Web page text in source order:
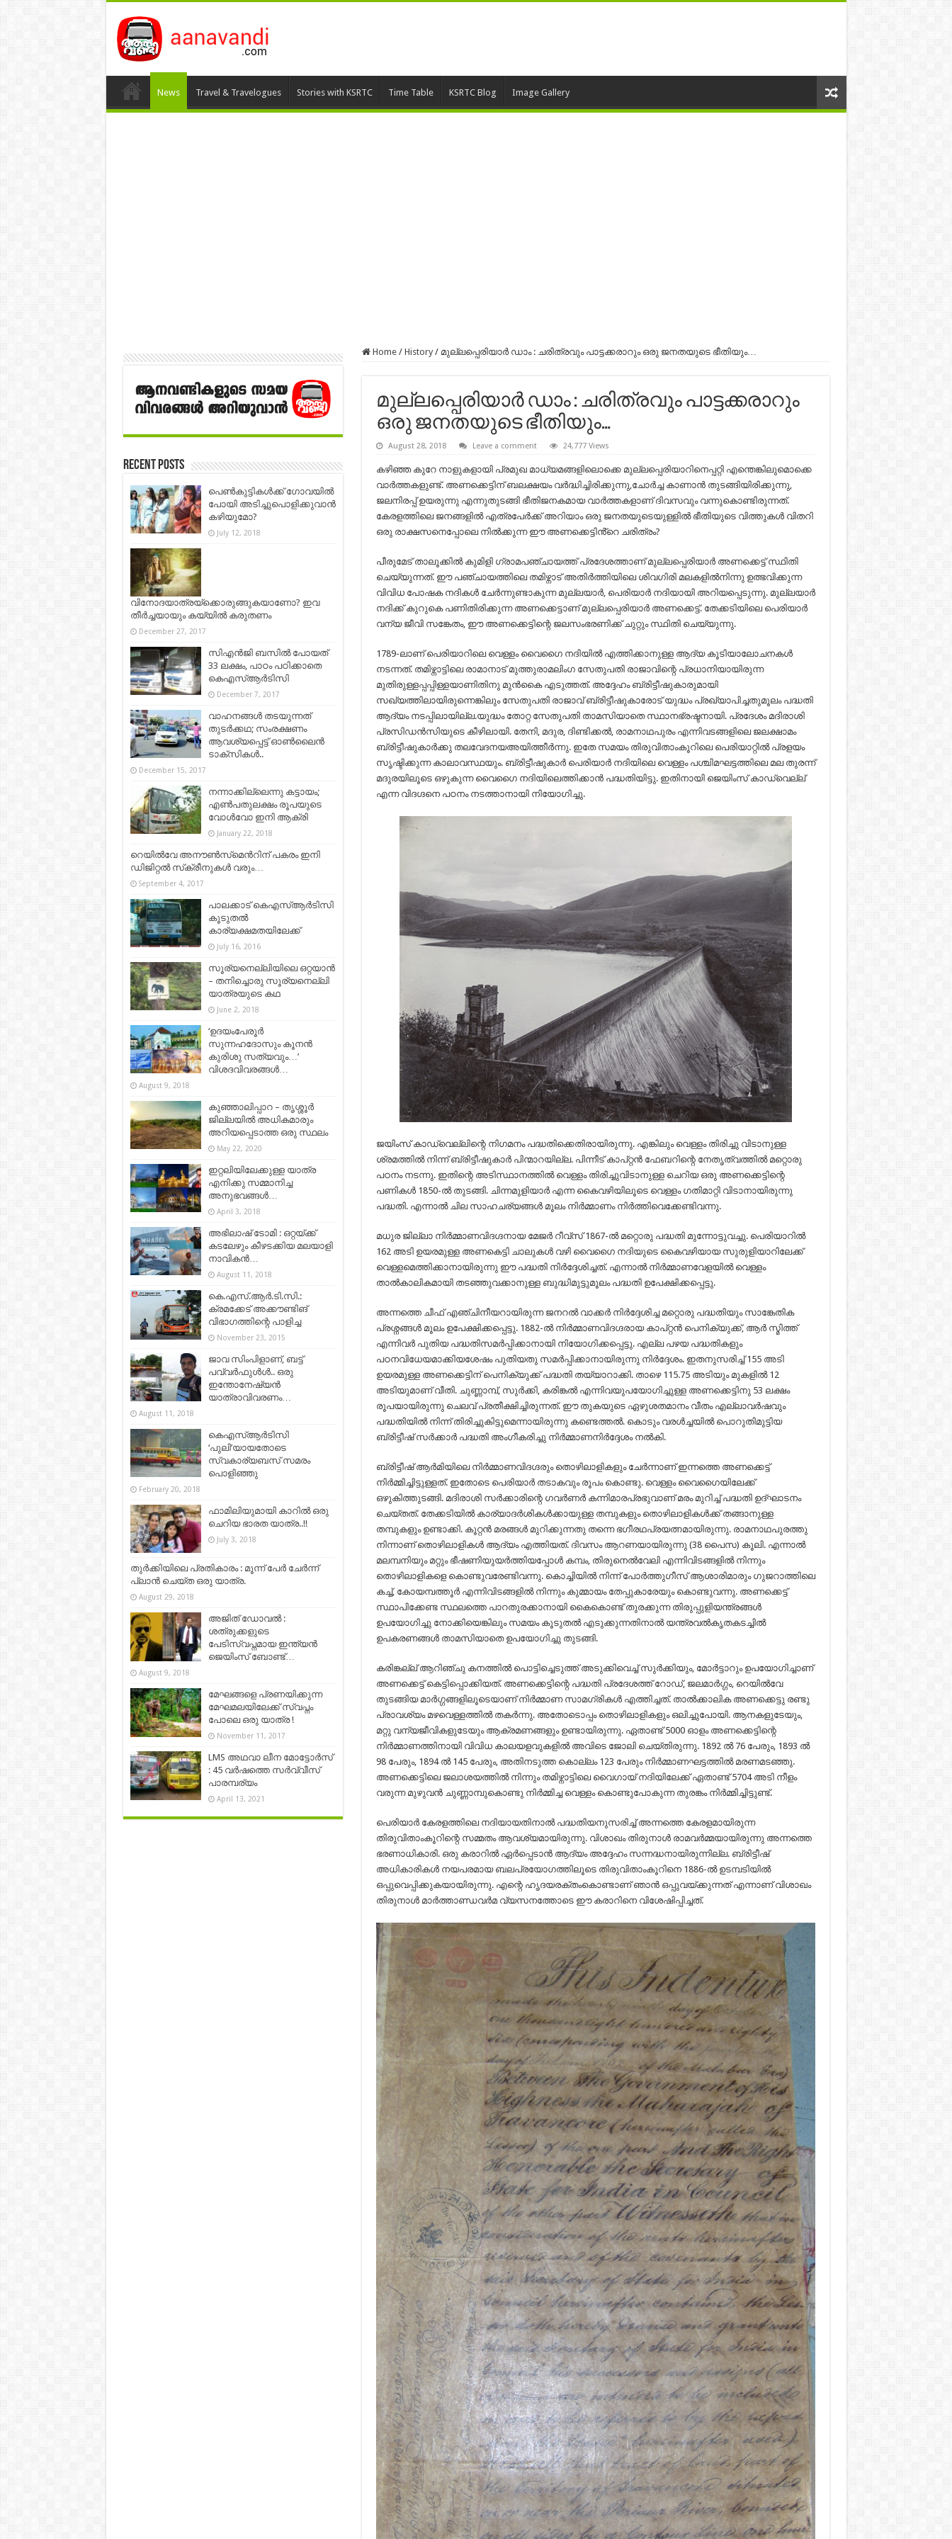
News Travel & Travelogues Stories with KSRTC Time Table KSRTC Blog Image Gallery
Home / History / മുല്ലപ്പെരിയാർ ഡാം : ചരിത്രവും പാട്ടക്കരാറും ഒരു ജനതയുടെ ഭീതിയും…
മുല്ലപ്പെരിയാർ ഡാം : ചരിത്രവും പാട്ടക്കരാറും
ഒരു ജനതയുടെ ഭീതിയും…
August 28, 2018 Leave a comment 24,777 Views
കഴിഞ്ഞ കുറേ നാളുകളായി പ്രമുഖ മാധ്യമങ്ങളിലൊക്കെ മുല്ലപ്പെരിയാറിനെപ്പറ്റി എന്തെങ്കിലുമൊക്കെ
വാര്‍ത്തകളുണ്ട്. അണക്കെട്ടിന് ബലക്ഷയം വര്‍ദ്ധിച്ചിരിക്കുന്നു,ചോര്‍ച്ച കാണാന്‍ തുടങ്ങിയിരിക്കുന്നു,
ജലനിരപ്പ് ഉയരുന്നു എന്നുതുടങ്ങി ഭീതിജനകമായ വാര്‍ത്തകളാണ് ദിവസവും വന്നുകൊണ്ടിരുന്നത്.
കേരളത്തിലെ ജനങ്ങളില്‍ എത്രപേര്‍ക്ക് അറിയാം ഒരു ജനതയുടെയുള്ളിൽ ഭീതിയുടെ വിത്തുകൾ വിതറി
ഒരു രാക്ഷസനെപ്പോലെ നിൽക്കുന്ന ഈ അണക്കെട്ടിൻ്റെ ചരിത്രം?
പീരുമേട് താലൂക്കിൽ കുമിളി ഗ്രാമപഞ്ചായത്ത് പ്രദേശത്താണ് മുല്ലപ്പെരിയാർ അണക്കെട്ട്‌ സ്ഥിതി
ചെയ്യുന്നത്. ഈ പഞ്ചായത്തിലെ തമിഴ്നാട് അതിർത്തിയിലെ ശിവഗിരി മലകളിൽനിന്നു ഉത്ഭവിക്കുന്ന
വിവിധ പോഷക നദികൾ ചേർന്നുണ്ടാകുന്ന മുല്ലയാർ, പെരിയാർ നദിയായി അറിയപ്പെടുന്നു. മുല്ലയാർ
നദിക്ക് കുറുകെ പണിതിരിക്കുന്ന അണക്കെട്ടാണ്‌ മുല്ലപ്പെരിയാർ അണക്കെട്ട്. തേക്കടിയിലെ പെരിയാർ
വന്യ ജീവി സങ്കേതം, ഈ അണക്കെട്ടിന്റെ ജലസംഭരണിക്ക് ചുറ്റും സ്ഥിതി ചെയ്യുന്നു.
1789-ലാണ്‌ പെരിയാറിലെ വെള്ളം വൈഗൈ നദിയിൽ എത്തിക്കാനുള്ള ആദ്യ കൂടിയാലോചനകൾ
നടന്നത്. തമിഴ്നാട്ടിലെ രാമാനാട് മുത്തുരാമലിംഗ സേതുപതി രാജാവിന്റെ പ്രധാനിയായിരുന്ന
മുതിരുള്ളപ്പപ്പിള്ളയാണിതിനു മുൻകൈ എടുത്തത്. അദ്ദേഹം ബ്രിട്ടീഷുകാരുമായി
സഖ്യത്തിലായിരുന്നെങ്കിലും സേതുപതി രാജാവ് ബ്രിട്ടീഷുകാരോട് യുദ്ധം പ്രഖ്യാപിച്ചതുമൂലം പദ്ധതി
ആദ്യം നടപ്പിലായില്ല.യുദ്ധം തോറ്റ സേതുപതി താമസിയാതെ സ്ഥാനഭ്രഷ്ടനായി. പ്രദേശം മദിരാശി
പ്രസിഡൻസിയുടെ കീഴിലായി. തേനി, മദുര, ദിണ്ടിക്കൽ, രാമനാഥപുരം എന്നിവടങ്ങളിലെ ജലക്ഷാമം
ബ്രിട്ടീഷുകാർക്കു തലവേദനയഅയിത്തീർന്നു. ഇതേ സമയം തിരുവിതാംകൂറിലെ പെരിയാറ്റിൽ പ്രളയം
സൃഷ്ടിക്കുന്ന കാലാവസ്ഥയും. ബ്രിട്ടീഷുകാർ പെരിയാർ നദിയിലെ വെള്ളം പശ്ചിമഘട്ടത്തിലെ മല തുരന്ന്
മദുരയിലൂടെ ഒഴുകുന്ന വൈഗൈ നദിയിലെത്തിക്കാൻ പദ്ധതിയിട്ടു. ഇതിനായി ജെയിംസ് കാഡ്‌വെല്ല്
എന്ന വിദഗ്ദനെ പഠനം നടത്താനായി നിയോഗിച്ചു.
ജയിംസ് കാഡ്‌വെല്ലിന്റെ നിഗമനം പദ്ധതിക്കെതിരായിരുന്നു. എങ്കിലും വെള്ളം തിരിച്ചു വിടാനുള്ള
ശ്രമത്തിൽ നിന്ന് ബ്രിട്ടീഷുകാർ പിന്മാറയില്ല. പിന്നീട് കാപ്റ്റൻ ഫേബറിന്റെ നേതൃത്വത്തിൽ മറ്റൊരു
പഠനം നടന്നു. ഇതിന്റെ അടിസ്ഥാനത്തിൽ വെള്ളം തിരിച്ചുവിടാനുള്ള ചെറിയ ഒരു അണക്കെട്ടിന്റെ
പണികൾ 1850-ൽ തുടങ്ങി. ചിന്നമുളിയാർ എന്ന കൈവഴിയിലൂടെ വെള്ളം ഗതിമാറ്റി വിടാനായിരുന്നു
പദ്ധതി. എന്നാൽ ചില സാഹചര്യങ്ങൾ മൂലം നിർമ്മാണം നിർത്തിവെക്കേണ്ടിവന്നു.
മധുര ജില്ലാ നിർമ്മാണവിദഗ്ദനായ മേജർ റീവ്സ് 1867-ൽ മറ്റൊരു പദ്ധതി മുന്നോട്ടുവച്ചു. പെരിയാറിൽ
162 അടി ഉയരമുള്ള അണകെട്ടി ചാലുകൾ വഴി വൈഗൈ നദിയുടെ കൈവഴിയായ സുരുളിയാറിലേക്ക്
വെള്ളമെത്തിക്കാനായിരുന്നു ഈ പദ്ധതി നിർദ്ദേശിച്ചത്. എന്നാൽ നിർമ്മാണവേളയിൽ വെള്ളം
താൽകാലികമായി തടഞ്ഞുവക്കാനുള്ള ബുദ്ധിമുട്ടുമൂലം പദ്ധതി ഉപേക്ഷിക്കപ്പെട്ടു.
അന്നത്തെ ചീഫ് എഞ്ചിനീയറായിരുന്ന ജനറൽ വാക്കർ നിർദ്ദേശിച്ച മറ്റൊരു പദ്ധതിയും സാങ്കേതിക
പ്രശ്നങ്ങൾ മൂലം ഉപേക്ഷിക്കപ്പെട്ടു. 1882-ൽ നിർമ്മാണവിദഗ്ദരായ കാപ്റ്റൻ പെനിക്യുക്ക്, ആർ സ്മിത്ത്
എന്നിവർ പുതിയ പദ്ധതിസമർപ്പിക്കാനായി നിയോഗിക്കപ്പെട്ടു. എല്ല പഴയ പദ്ധതികളും
പഠനവിധേയമാക്കിയശേഷം പുതിയതു സമർപ്പിക്കാനായിരുന്നു നിർദ്ദേശം. ഇതനുസരിച്ച് 155 അടി
ഉയരമുള്ള അണക്കെട്ടിന്‌ പെനിക്യുക്ക് പദ്ധതി തയ്യാറാക്കി. താഴെ 115.75 അടിയും മുകളിൽ 12
അടിയുമാണ്‌ വീതി. ചുണ്ണാമ്പ്, സുർക്കി, കരിങ്കൽ എന്നിവയുപയോഗിച്ചുള്ള അണക്കെട്ടിനു 53 ലക്ഷം
രൂപയായിരുന്നു ചെലവ് പ്രതീക്ഷിച്ചിരുന്നത്. ഈ തുകയുടെ ഏഴുശതമാനം വീതം എല്ലാവർഷവും
പദ്ധതിയിൽ നിന്ന് തിരിച്ചുകിട്ടുമെന്നായിരുന്നു കണ്ടെത്തൽ. കൊടും വരൾച്ചയിൽ പൊറുതിമുട്ടിയ
ബ്രിട്ടീഷ് സർക്കാർ പദ്ധതി അംഗീകരിച്ചു നിർമ്മാണനിർദ്ദേശം നൽകി.
ബ്രിട്ടീഷ് ആർമിയിലെ നിർമ്മാണവിദഗ്ദരും തൊഴിലാളികളും ചേർന്നാണ്‌ ഇന്നത്തെ അണക്കെട്ട്
നിർമ്മിച്ചിട്ടുള്ളത്. ഇതോടെ പെരിയാർ തടാകവും രൂപം കൊണ്ടു. വെള്ളം വൈഗൈയിലേക്ക്
ഒഴുകിത്തുടങ്ങി. മദിരാശി സർക്കാരിന്റെ ഗവർണർ കന്നിമാരപ്രഭുവാണ് മരം മുറിച്ച് പദ്ധതി ഉദ്ഘാടനം
ചെയ്തത്. തേക്കടിയിൽ കാര്യാദർശികൾക്കായുള്ള തമ്പുകളും തൊഴിലാളികൾക്ക് തങ്ങാനുള്ള
തമ്പുകളും ഉണ്ടാക്കി. കൂറ്റൻ മരങ്ങൾ മുറിക്കുന്നതു തന്നെ ഭഗീരഥപ്രയത്നമായിരുന്നു. രാമനാഥപുരത്തു
നിന്നാണ്‌ തൊഴിലാളികൾ ആദ്യം എത്തിയത്. ദിവസം ആറണയായിരുന്നു (38 പൈസ) കൂലി. എന്നാൽ
മലമ്പനിയും മറ്റും ഭീഷണിയുയർത്തിയപ്പോൾ കമ്പം, തിരുനെൽവേലി എന്നിവിടങ്ങളിൽ നിന്നും
തൊഴിലാളികളെ കൊണ്ടുവരേണ്ടിവന്നു. കൊച്ചിയിൽ നിന്ന് പോർത്തുഗീസ് ആശാരിമാരും ഗുജറാത്തിലെ
കച്ച്, കോയമ്പത്തൂർ എന്നിവിടങ്ങളിൽ നിന്നും കുമ്മായം തേപ്പുകാരേയും കൊണ്ടുവന്നു. അണക്കെട്ട്
സ്ഥാപിക്കേണ്ട സ്ഥലത്തെ പാറതുരക്കാനായി കൈകൊണ്ട് തുരക്കുന്ന തിരുപ്പുളിയന്ത്രങ്ങൾ
ഉപയോഗിച്ചു നോക്കിയെങ്കിലും സമയം കൂടുതൽ എടുക്കുന്നതിനാൽ യന്ത്രവൽകൃതകടച്ചിൽ
ഉപകരണങ്ങൾ താമസിയാതെ ഉപയോഗിച്ചു തുടങ്ങി.
കരിങ്കല്ല് ആറിഞ്ചു കനത്തിൽ പൊട്ടിച്ചെടുത്ത് അടുക്കിവെച്ച് സുർക്കിയും, മോർട്ടാറും ഉപയോഗിച്ചാണ്
അണക്കെട്ട് കെട്ടിപ്പൊക്കിയത്. അണക്കെട്ടിന്റെ പദ്ധതി പ്രദേശത്ത് റോഡ്, ജലമാർഗ്ഗം, റെയിൽവേ
തുടങ്ങിയ മാർഗ്ഗങ്ങളിലൂടെയാണ് നിർമ്മാണ സാമഗ്രികൾ എത്തിച്ചത്. താൽക്കാലിക അണക്കെട്ടു രണ്ടു
പ്രാവശ്യം മഴവെള്ളത്തിൽ തകർന്നു. അതോടൊപ്പം തൊഴിലാളികളും ഒലിച്ചുപോയി. ആനകളുടേയും,
മറ്റു വന്യജീവികളുടേയും ആക്രമണങ്ങളും ഉണ്ടായിരുന്നു. ഏതാണ്ട് 5000 ഓളം അണക്കെട്ടിന്റെ
നിർമ്മാണത്തിനായി വിവിധ കാലയളവുകളിൽ അവിടെ ജോലി ചെയ്തിരുന്നു. 1892 ൽ 76 പേരും, 1893 ൽ
98 പേരും, 1894 ൽ 145 പേരും, അതിനടുത്ത കൊല്ലം 123 പേരും നിർമ്മാണഘട്ടത്തിൽ മരണമടഞ്ഞു.
അണക്കെട്ടിലെ ജലാശയത്തിൽ നിന്നും തമിഴ്നാട്ടിലെ വൈഗായ് നദിയിലേക്ക് ഏതാണ്ട് 5704 അടി നീളം
വരുന്ന മുഴുവൻ ചുണ്ണാമ്പുകൊണ്ടു നിർമ്മിച്ച വെള്ളം കൊണ്ടുപോകുന്ന തുരങ്കം നിർമ്മിച്ചിട്ടുണ്ട്.
പെരിയാർ കേരളത്തിലെ നദിയായതിനാൽ പദ്ധതിയനുസരിച്ച് അന്നത്തെ കേരളമായിരുന്ന
തിരുവിതാംകൂറിന്റെ സമ്മതം ആവശ്യമായിരുന്നു. വിശാഖം തിരുനാൾ രാമവർമ്മയായിരുന്നു അന്നത്തെ
ഭരണാധികാരി. ഒരു കരാറിൽ ഏർപ്പെടാൻ ആദ്യം അദ്ദേഹം സന്നദ്ധനായിരുന്നില്ല. ബ്രിട്ടീഷ്
അധികാരികൾ നയപരമായ ബലപ്രയോഗത്തിലൂടെ തിരുവിതാംകൂറിനെ 1886-ൽ ഉടമ്പടിയിൽ
ഒപ്പുവെപ്പിക്കുകയായിരുന്നു. എന്റെ ഹൃദയരക്തംകൊണ്ടാണ് ഞാൻ ഒപ്പുവയ്ക്കുന്നത് എന്നാണ് വിശാഖം
തിരുനാൾ മാർത്താണ്ഡവർമ വ്യസനത്തോടെ ഈ കരാറിനെ വിശേഷിപ്പിച്ചത്.
Recent Posts
പെൺകുട്ടികൾക്ക് ഗോവയിൽ
പോയി അടിച്ചുപൊളിക്കുവാൻ
കഴിയുമോ?
July 12, 2018
വിനോദയാത്രയ്ക്കൊരുങ്ങുകയാണോ? ഇവ
തീര്‍ച്ചയായും കയ്യില്‍ കരുതണം
December 27, 2017
സിഎന്‍ജി ബസിൽ പോയത്
33 ലക്ഷം, പാഠം പഠിക്കാതെ
കെഎസ്ആർടിസി
December 7, 2017
വാഹനങ്ങൾ തടയുന്നത്
തുടർക്കഥ; സംരക്ഷണം
ആവശ്യപ്പെട്ട് ഓൺലൈൻ
ടാക്സികള്‍..
December 15, 2017
നന്നാക്കില്ലെന്നു കട്ടായം;
എണ്‍പതുലക്ഷം രൂപയുടെ
വോള്‍വോ ഇനി ആക്രി
January 22, 2018
റെയിൽവേ അനൗൺസ്​മെൻറിന്​ പകരം ഇനി
ഡിജിറ്റൽ സ്​ക്രീനുകൾ വരും…
September 4, 2017
പാലക്കാട് കെഎസ്ആര്‍ടിസി
കൂടുതല്‍
കാര്യക്ഷമതയിലേക്ക്
July 16, 2016
സൂര്യനെല്ലിയിലെ ഒറ്റയാൻ
– തനിച്ചൊരു സൂര്യനെല്ലി
യാത്രയുടെ കഥ
June 2, 2018
‘ഉദയംപേരൂർ
സുന്നഹദോസും കൂനൻ
കുരിശു സത്യവും…’
വിശദവിവരങ്ങൾ…
August 9, 2018
കുഞ്ഞാലിപ്പാറ – തൃശ്ശൂർ
ജില്ലയിൽ അധികമാരും
അറിയപ്പെടാത്ത ഒരു സ്ഥലം
May 22, 2020
ഇറ്റലിയിലേക്കുള്ള യാത്ര
എനിക്കു സമ്മാനിച്ച
അനുഭവങ്ങള്‍…
April 3, 2018
അഭിലാഷ് ടോമി : ഒറ്റയ്ക്ക്
കടലേഴും കീഴടക്കിയ മലയാളി
നാവികൻ…
August 11, 2018
കെ.എസ്.ആര്‍.ടി.സി.:
ക്രമക്കേട് അക്കൗണ്ടിങ്
വിഭാഗത്തിന്റെ പാളിച്ച
November 23, 2015
ജാവ സിംപിളാണ്, ബട്ട്
പവ്വർഫുൾൾ.. ഒരു
ഇന്തോനേഷ്യൻ
യാത്രാവിവരണം…
August 11, 2018
കെഎസ്ആര്‍ടിസി
‘പുലി’യായതോടെ
സ്വകാര്യബസ് സമരം
പൊളിഞ്ഞു
February 20, 2018
ഫാമിലിയുമായി കാറിൽ ഒരു
ചെറിയ ഭാരത യാത്ര..!!
July 3, 2018
തുർക്കിയിലെ പ്രതികാരം : മൂന്ന് പേർ ചേർന്ന്
പ്ലാൻ ചെയ്ത ഒരു യാത്ര.
August 29, 2018
അജിത് ഡോവൽ :
ശത്രുക്കളുടെ
പേടിസ്വപ്നമായ ഇന്ത്യൻ
ജെയിംസ് ബോണ്ട്…
August 9, 2018
മേഘങ്ങളെ പ്രണയിക്കുന്ന
മേഘമലയിലേക്ക് സ്വപ്നം
പോലെ ഒരു യാത്ര !
November 11, 2017
LMS അഥവാ ലീന മോട്ടോർസ്
: 45 വർഷത്തെ സർവ്വീസ്
പാരമ്പര്യം
April 13, 2021